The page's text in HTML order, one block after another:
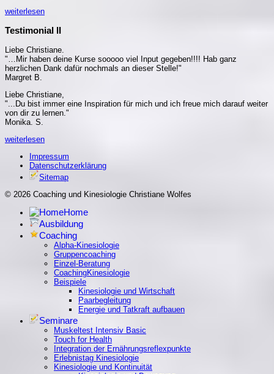
weiterlesen
Testimonial II
Liebe Christiane.
"…Mir haben deine Kurse sooooo viel Input gegeben!!!! Hab ganz
herzlichen Dank dafür nochmals an dieser Stelle!"
Margret B.
Liebe Christiane,
"...Du bist immer eine Inspiration für mich und ich freue mich darauf weiter
von dir zu lernen."
Monika. S.
weiterlesen
Impressum
Datenschutzerklärung
Sitemap
© 2026 Coaching und Kinesiologie Christiane Wolfes
Home
Ausbildung
Coaching
Alpha-Kinesiologie
Gruppencoaching
Einzel-Beratung
CoachingKinesiologie
Beispiele
Kinesiologie und Wirtschaft
Paarbegleitung
Energie und Tatkraft aufbauen
Seminare
Muskeltest Intensiv Basic
Touch for Health
Integration der Ernährungsreflexpunkte
Erlebnistag Kinesiologie
Kinesiologie und Kontinuität